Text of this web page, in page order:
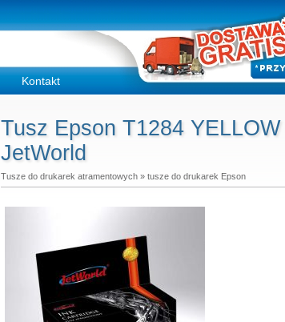
Kontakt
Tusz Epson T1284
JetWorld
Tusze do drukarek atramentowych » tusze do drukarek Epson